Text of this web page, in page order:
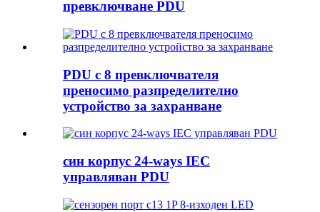
превключване PDU
PDU с 8 превключвателя
преносимо разпределително
устройство за захранване
син корпус 24-ways IEC
управляван PDU